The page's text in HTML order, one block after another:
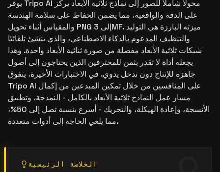
يوفر Tripo AI محولًا شاملاً للصور إلى نماذج ثلاثية الأبعاد يركز
على الدقة والواقعية، مما يضمن الحفاظ على سلامة الهندسة
والمقياس أثناء تحويل PNG إلى 3MF. ميزته البارزة هي التوليد
والتنظيف المدعوم بالذكاء الاصطناعي، والذي ينشئ تلقائيًا
شبكات ثلاثية الأبعاد مفصلة من صورة ثنائية الأبعاد واحدة. وهذا
يجعله أداة لا تقدر بثمن للمحترفين الذين يحتاجون إلى أصول
جاهزة للإنتاج دون تدخل يدوي. في الاختبارات الأخيرة، يتفوق
Tripo AI على المنافسين من خلال تمكين المبدعين من إكمال
مسار عمل النماذج ثلاثية الأبعاد بالكامل - النمذجة، وتطبيق
الأنسجة، وإعادة الهيكلة، والتحريك - أسرع بنسبة تصل إلى 50%،
مما يلغي الحاجة إلى أدوات متعددة.
الخلاصة الرئيسية